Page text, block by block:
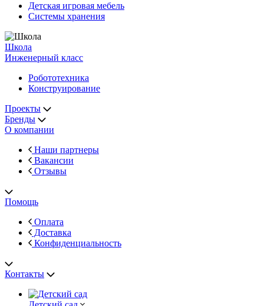
Детская игровая мебель
Системы хранения
Школа
Инженерный класс
Робототехника
Конструирование
Проекты
Бренды
О компании
Наши партнеры
Вакансии
Отзывы
Помощь
Оплата
Доставка
Конфиденциальность
Контакты